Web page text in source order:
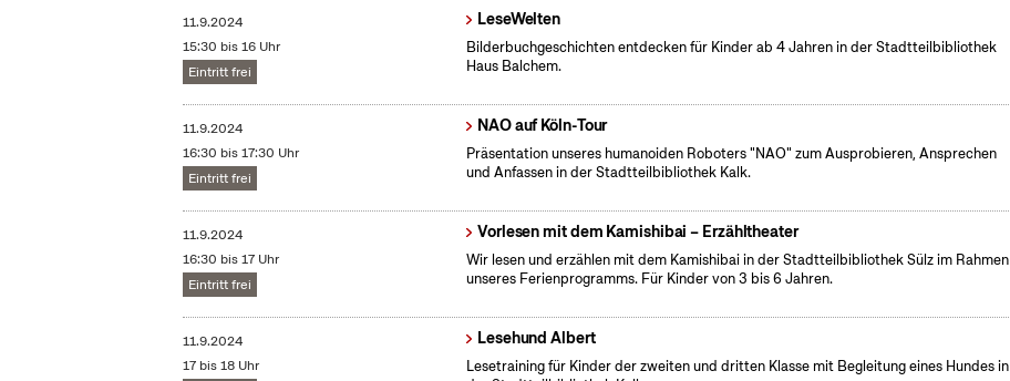
11.9.2024
15:30 bis 16 Uhr
Eintritt frei
LeseWelten
Bilderbuchgeschichten entdecken für Kinder ab 4 Jahren in der Stadtteilbibliothek
Haus Balchem.
11.9.2024
16:30 bis 17:30 Uhr
Eintritt frei
NAO auf Köln-Tour
Präsentation unseres humanoiden Roboters "NAO" zum Ausprobieren, Ansprechen
und Anfassen in der Stadtteilbibliothek Kalk.
11.9.2024
16:30 bis 17 Uhr
Eintritt frei
Vorlesen mit dem Kamishibai – Erzähltheater
Wir lesen und erzählen mit dem Kamishibai in der Stadtteilbibliothek Sülz im Rahmen
unseres Ferienprogramms. Für Kinder von 3 bis 6 Jahren.
11.9.2024
17 bis 18 Uhr
Lesehund Albert
Lesetraining für Kinder der zweiten und dritten Klasse mit Begleitung eines Hundes in